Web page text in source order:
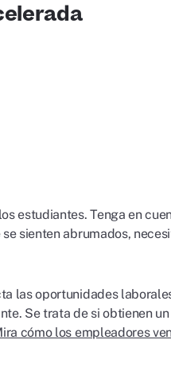
estudiantes. Tenga en
sienten abrumados,
las oportunidades
Se trata de si obtienen
cómo los empleadores